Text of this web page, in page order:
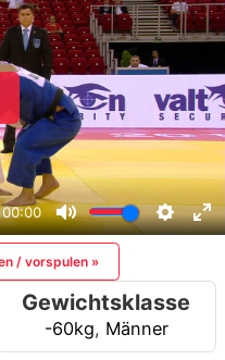
/ vorspulen »
Gewichtsklasse
-60kg, Männer